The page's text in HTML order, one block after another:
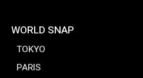
WORLD SNAP
TOKYO
PARIS